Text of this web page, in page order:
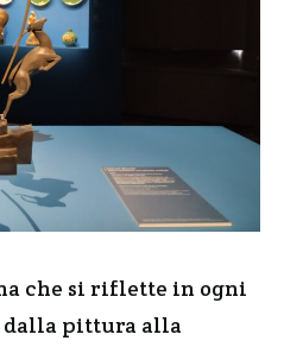
che si riflette in ogni
dalla pittura alla